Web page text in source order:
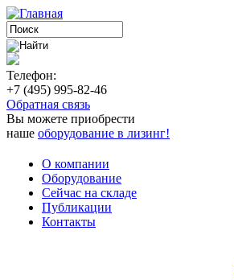
Телефон:
+7 (495) 995-82-46
Обратная связь
Вы можете приобрести
наше оборудование в лизинг!
О компании
Оборудование
Сейчас на складе
Публикации
Контакты